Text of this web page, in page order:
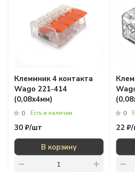
Клеммник 4 контакта
Wago 221-414
(0,08х4мм)
0 Есть в наличии
30 ₽/шт
В корзину
0
22 ₽/